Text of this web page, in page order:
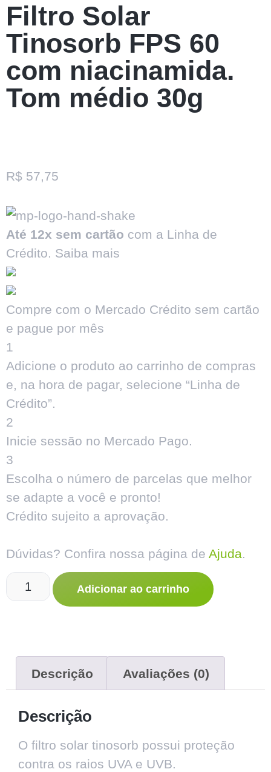
Filtro Solar
Tinosorb FPS 60
com niacinamida.
Tom médio 30g
R$ 57,75
Até 12x sem cartão com a Linha de
Crédito. Saiba mais
Compre com o Mercado Crédito sem cartão
e pague por mês
1
Adicione o produto ao carrinho de compras
e, na hora de pagar, selecione “Linha de
Crédito”.
2
Inicie sessão no Mercado Pago.
3
Escolha o número de parcelas que melhor
se adapte a você e pronto!
Crédito sujeito a aprovação.
Dúvidas? Confira nossa página de Ajuda.
Adicionar ao carrinho
Descrição Avaliações (0)
Descrição
O filtro solar tinosorb possui proteção
contra os raios UVA e UVB.